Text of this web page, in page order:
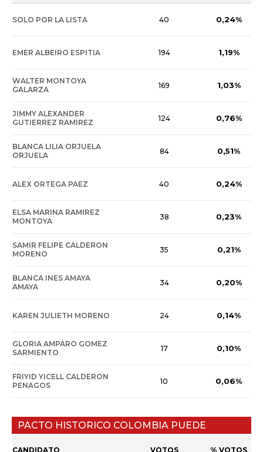
SOLO POR LA LISTA 40 0,24%
EMER ALBEIRO ESPITIA 194 1,19%
WALTER MONTOYA
GALARZA
169 1,03%
JIMMY ALEXANDER
GUTIERREZ RAMIREZ
124 0,76%
BLANCA LILIA ORJUELA
ORJUELA
84 0,51%
ALEX ORTEGA PAEZ 40 0,24%
ELSA MARINA RAMIREZ
MONTOYA
38 0,23%
SAMIR FELIPE CALDERON
MORENO
35 0,21%
BLANCA INES AMAYA
AMAYA
34 0,20%
KAREN JULIETH MORENO 24 0,14%
GLORIA AMPARO GOMEZ
SARMIENTO
17 0,10%
FRIYID YICELL CALDERON
PENAGOS
10 0,06%
PACTO HISTORICO COLOMBIA PUEDE
CANDIDATO VOTOS % VOTOS